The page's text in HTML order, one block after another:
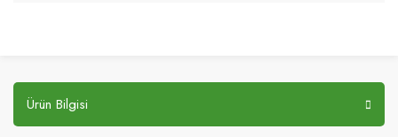
Ürün Bilgisi